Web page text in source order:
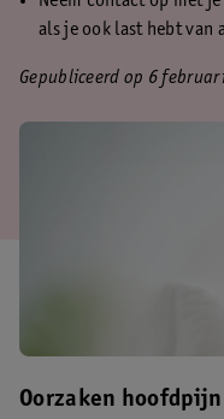
als je ook last hebt van
Gepubliceerd op 6
Oorzaken hoofdpijn